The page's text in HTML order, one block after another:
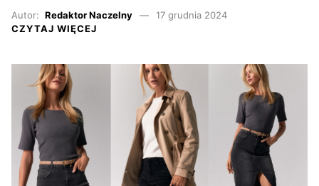
Autor: Redaktor Naczelny
17 grudnia 2024
CZYTAJ WIĘCEJ